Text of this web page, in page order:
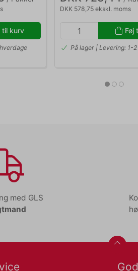
til kurv
DKK 578,75 ekskl. moms
Føj
På lager | Levering: 1-
med GLS